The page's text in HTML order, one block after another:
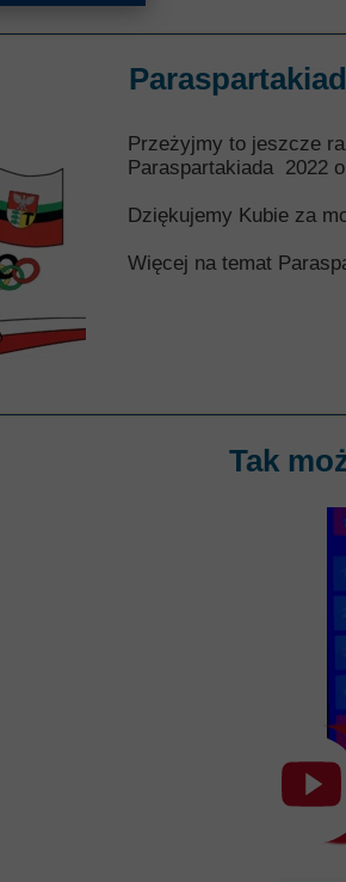
Przeżyjmy to jeszcze
Paraspartakiada 2022
Dziękujemy Kubie za
Więcej na temat
Tak